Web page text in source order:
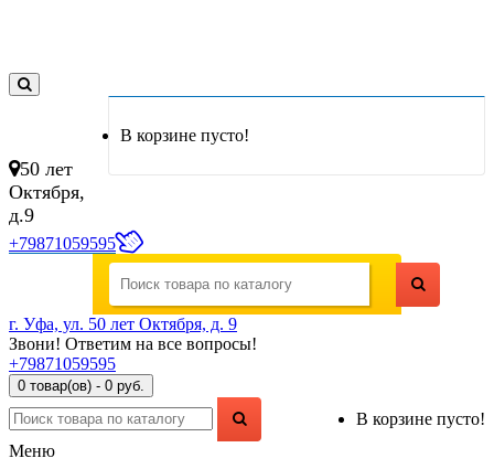
В корзине пусто!
50 лет
Октября,
д.9
+79871059595
г. Уфа, ул. 50 лет Октября, д. 9
Звони! Ответим на все вопросы!
+79871059595
0 товар(ов) - 0 руб.
В корзине пусто!
Меню